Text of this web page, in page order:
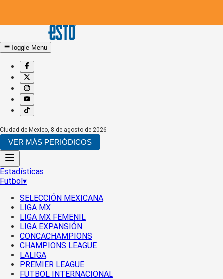
Toggle Menu
Ciudad de Mexico, 8 de agosto de 2026
VER MÁS PERIÓDICOS
Estadísticas
Futbol▾
SELECCIÓN MEXICANA
LIGA MX
LIGA MX FEMENIL
LIGA EXPANSIÓN
CONCACHAMPIONS
CHAMPIONS LEAGUE
LALIGA
PREMIER LEAGUE
FUTBOL INTERNACIONAL